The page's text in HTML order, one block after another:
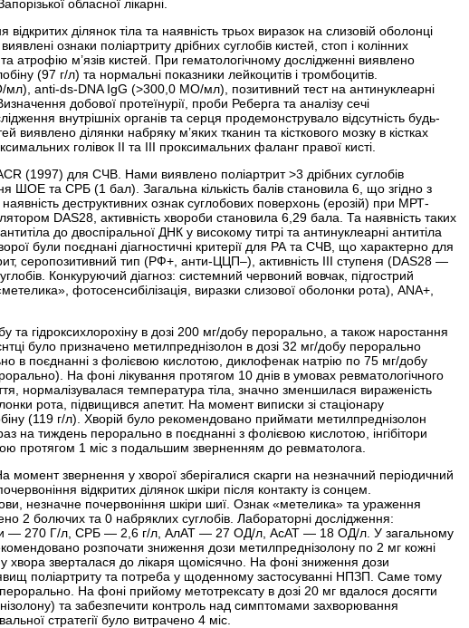
обласної лікарні.
ділянок тіла та наявність трьох виразок на слизовій оболонці
ознаки поліартриту дрібних суглобів кистей, стоп і колінних
атрофію м’язів кистей. При гематологічному дослідженні виявлено
(97 г/л) та нормальні показники лейкоцитів і тромбоцитів.
anti-ds-DNA IgG (>300,0 МО/мл), позитивний тест на антинуклеарні
добової протеїнурії, проби Реберга та аналізу сечі
внутрішніх органів та серця продемонструвало відсутність будь-
ділянки набряку м’яких тканин та кісткового мозку в кістках
голівок II та III проксимальних фаланг правої кисті.
(1997) для СЧВ. Нами виявлено поліартрит >3 дрібних суглобів
та СРБ (1 бал). Загальна кількість балів становила 6, що згідно з
деструктивних ознак суглобових поверхонь (ерозій) при МРТ-
DAS28, активність хвороби становила 6,29 бала. Та наявність таких
до двоспіральної ДНК у високому титрі та антинуклеарні антитіла
були поєднані діагностичні критерії для РА та СЧВ, що характерно для
серопозитивний тип (РФ+, анти-ЦЦП–), активність III ступеня (DAS28 —
Конкуруючий діагноз: системний червоний вовчак, підгострий
фотосенсибілізація, виразки слизової оболонки рота), ANA+,
гідрокси­хлорохіну в дозі 200 мг/добу перорально, а також наростання
було призначено метилпреднізолон в дозі 32 мг/добу перорально
в поєднанні з фолієвою кислотою, диклофенак натрію по 75 мг/добу
На фоні лікування протягом 10 днів в умовах ревматологічного
нормалізувалася температура тіла, значно зменшилася вираженість
рота, підвищився апетит. На момент виписки зі стаціонару
(119 г/л). Хворій було рекомендовано приймати метилпреднізолон
на тиждень перорально в поєднанні з фолієвою кислотою, інгібітори
протягом 1 міс з подальшим зверненням до ревматолога.
момент звернення у хворої зберігалися скарги на незначний періодичний
відкритих ділянок шкіри після контакту із сонцем.
незначне почервоніння шкіри шиї. Ознак «метелика» та ураження
2 болючих та 0 набряклих суглобів. Лабораторні дослідження:
— 270 Г/л, СРБ — 2,6 г/л, АлАТ — 27 ОД/л, АсАТ — 18 ОД/л. У загальному
розпочати зниження дози метилпреднізолону по 2 мг кожні
хвора зверталася до лікаря щомісячно. На фоні зниження дози
поліартриту та потреба у щоденному застосуванні НПЗП. Саме тому
На фоні прийому метотрексату в дозі 20 мг вдалося досягти
та забезпечити контроль над симптомами захворювання
стратегії було витрачено 4 міс.